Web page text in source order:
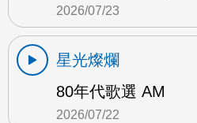
2026/07/23
星光燦爛
80年代歌選 AM
2026/07/22